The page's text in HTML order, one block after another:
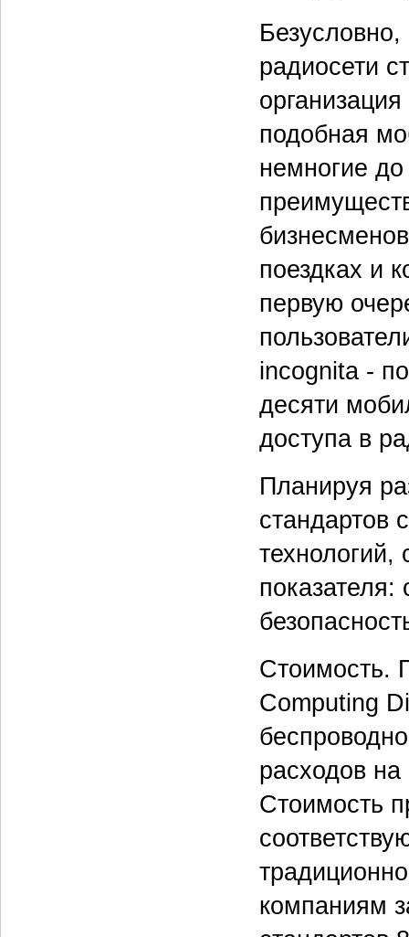
радиосети
подобная
немногие
поездках и
первую
incognita -
десяти
доступа в
Планируя
стандартов
технологий,
показателя:
Стоимость.
Computing
расходов на
Стоимость
компаниям